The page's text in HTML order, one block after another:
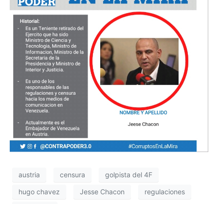
austria censura golpista del 4F
hugo chavez Jesse Chacon regulaciones